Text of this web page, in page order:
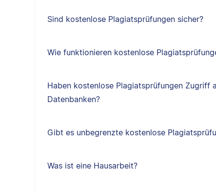
Sind kostenlose Plagiatsprüfungen sicher?
Wie funktionieren kostenlose
Haben kostenlose Plagiatsprüfungen Zugriff
Datenbanken?
Gibt es unbegrenzte kostenlose
Was ist eine Hausarbeit?